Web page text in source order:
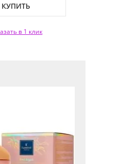
КУПИТЬ
в 1 клик